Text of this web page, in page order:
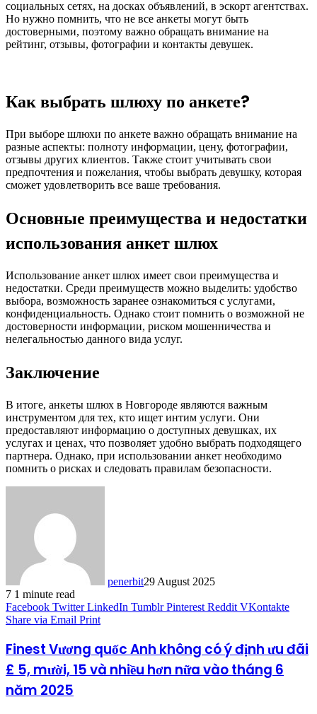
социальных сетях, на досках объявлений, в эскорт агентствах.
Но нужно помнить, что не все анкеты могут быть
достоверными, поэтому важно обращать внимание на
рейтинг, отзывы, фотографии и контакты девушек.
Как выбрать шлюху по анкете?
При выборе шлюхи по анкете важно обращать внимание на
разные аспекты: полноту информации, цену, фотографии,
отзывы других клиентов. Также стоит учитывать свои
предпочтения и пожелания, чтобы выбрать девушку, которая
сможет удовлетворить все ваше требования.
Основные преимущества и недостатки
использования анкет шлюх
Использование анкет шлюх имеет свои преимущества и
недостатки. Среди преимуществ можно выделить: удобство
выбора, возможность заранее ознакомиться с услугами,
конфиденциальность. Однако стоит помнить о возможной не
достоверности информации, риском мошенничества и
нелегальностью данного вида услуг.
Заключение
В итоге, анкеты шлюх в Новгороде являются важным
инструментом для тех, кто ищет интим услуги. Они
предоставляют информацию о доступных девушках, их
услугах и ценах, что позволяет удобно выбрать подходящего
партнера. Однако, при использовании анкет необходимо
помнить о рисках и следовать правилам безопасности.
penerbit29 August 2025
7 1 minute read
Facebook Twitter LinkedIn Tumblr Pinterest Reddit VKontakte
Share via Email Print
Finest Vương quốc Anh không có ý định ưu đãi
£ 5, mười, 15 và nhiều hơn nữa vào tháng 6
năm 2025